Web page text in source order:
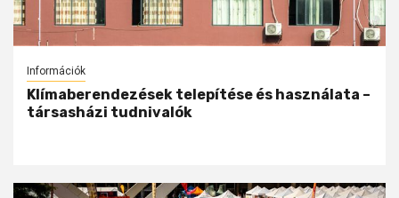
Információk
Klímaberendezések telepítése és használata –
társasházi tudnivalók